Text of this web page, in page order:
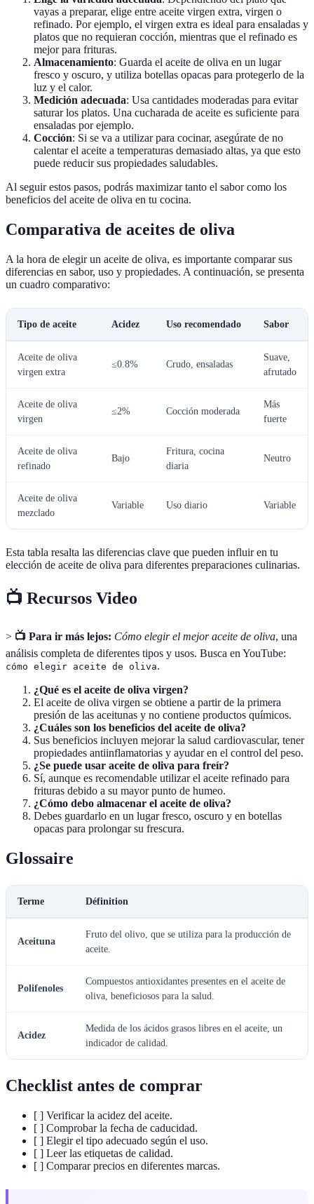
vayas a preparar, elige entre aceite virgen extra, virgen o
refinado. Por ejemplo, el virgen extra es ideal para ensaladas y
platos que no requieran cocción, mientras que el refinado es
mejor para frituras.
Almacenamiento: Guarda el aceite de oliva en un lugar
fresco y oscuro, y utiliza botellas opacas para protegerlo de la
luz y el calor.
Medición adecuada: Usa cantidades moderadas para evitar
saturar los platos. Una cucharada de aceite es suficiente para
ensaladas por ejemplo.
Cocción: Si se va a utilizar para cocinar, asegúrate de no
calentar el aceite a temperaturas demasiado altas, ya que esto
puede reducir sus propiedades saludables.
Al seguir estos pasos, podrás maximizar tanto el sabor como los
beneficios del aceite de oliva en tu cocina.
Comparativa de aceites de oliva
A la hora de elegir un aceite de oliva, es importante comparar sus
diferencias en sabor, uso y propiedades. A continuación, se presenta
un cuadro comparativo:
Tipo de aceite Acidez Uso recomendado Sabor
Aceite de oliva
virgen extra
≤0.8% Crudo, ensaladas
Suave,
afrutado
Aceite de oliva
virgen
≤2% Cocción moderada
Más
fuerte
Aceite de oliva
refinado
Bajo
Fritura, cocina
diaria
Neutro
Aceite de oliva
mezclado
Variable Uso diario Variable
Esta tabla resalta las diferencias clave que pueden influir en tu
elección de aceite de oliva para diferentes preparaciones culinarias.
📺 Recursos Video
> 📺 Para ir más lejos: Cómo elegir el mejor aceite de oliva, una
análisis completa de diferentes tipos y usos. Busca en YouTube:
cómo elegir aceite de oliva.
¿Qué es el aceite de oliva virgen?
El aceite de oliva virgen se obtiene a partir de la primera
presión de las aceitunas y no contiene productos químicos.
¿Cuáles son los beneficios del aceite de oliva?
Sus beneficios incluyen mejorar la salud cardiovascular, tener
propiedades antiinflamatorias y ayudar en el control del peso.
¿Se puede usar aceite de oliva para freír?
Sí, aunque es recomendable utilizar el aceite refinado para
frituras debido a su mayor punto de humeo.
¿Cómo debo almacenar el aceite de oliva?
Debes guardarlo en un lugar fresco, oscuro y en botellas
opacas para prolongar su frescura.
Glossaire
Terme Définition
Aceituna
Fruto del olivo, que se utiliza para la producción de
aceite.
Polifenoles
Compuestos antioxidantes presentes en el aceite de
oliva, beneficiosos para la salud.
Acidez
Medida de los ácidos grasos libres en el aceite, un
indicador de calidad.
Checklist antes de comprar
[ ] Verificar la acidez del aceite.
[ ] Comprobar la fecha de caducidad.
[ ] Elegir el tipo adecuado según el uso.
[ ] Leer las etiquetas de calidad.
[ ] Comparar precios en diferentes marcas.